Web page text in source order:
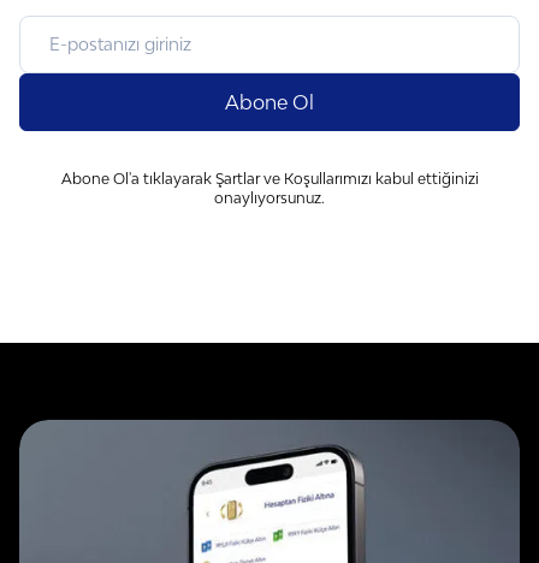
Abone Ol
Abone Ol'a tıklayarak Şartlar ve Koşullarımızı kabul ettiğinizi
onaylıyorsunuz.